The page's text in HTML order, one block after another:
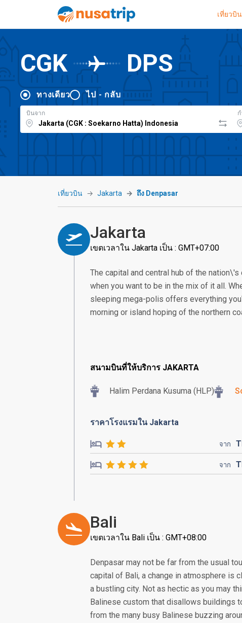
เที่ยวบิน
CGK DPS
ทางเดียว ไป - กลับ
บินจาก
เที่ยวบิน Jakarta ถึง Denpasar
Jakarta
เขตเวลาใน Jakarta เป็น : GMT+07:00
The capital and central hub of the
when you want to be in the mix of it all.
sleeping mega-polis offers everything
morning or island hoping of the northern
สนามบินที่ให้บริการ JAKARTA
Halim Perdana Kusuma (HLP)
ราคาโรงแรมใน Jakarta
จาก
จาก
Bali
เขตเวลาใน Bali เป็น : GMT+08:00
Denpasar may not be far from the usual
capital of Bali, a change in atmosphere is
a bustling city. Not as hectic as you may
Balinese custom that disallows buildings
from the many busy Balinese buzzing